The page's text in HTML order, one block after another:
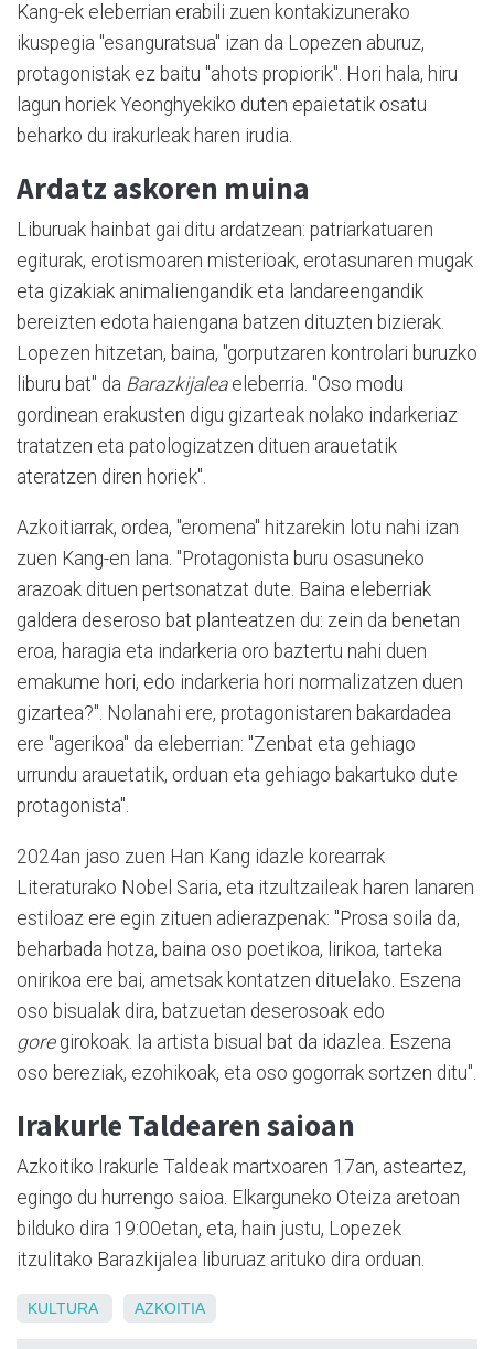
Kang-ek eleberrian erabili zuen kontakizunerako
ikuspegia "esanguratsua" izan da Lopezen aburuz,
protagonistak ez baitu "ahots propiorik". Hori hala, hiru
lagun horiek Yeonghyekiko duten epaietatik osatu
beharko du irakurleak haren irudia.
Ardatz askoren muina
Liburuak hainbat gai ditu ardatzean: patriarkatuaren
egiturak, erotismoaren misterioak, erotasunaren mugak
eta gizakiak animaliengandik eta landareengandik
bereizten edota haiengana batzen dituzten bizierak.
Lopezen hitzetan, baina, "gorputzaren kontrolari buruzko
liburu bat" da Barazkijaleaeleberria. "Oso modu
gordinean erakusten digu gizarteak nolako indarkeriaz
tratatzen eta patologizatzen dituen arauetatik
ateratzen diren horiek".
Azkoitiarrak, ordea, "eromena" hitzarekin lotu nahi izan
zuen Kang-en lana. "Protagonista buru osasuneko
arazoak dituen pertsonatzat dute. Baina eleberriak
galdera deseroso bat planteatzen du: zein da benetan
eroa, haragia eta indarkeria oro baztertu nahi duen
emakume hori, edo indarkeria hori normalizatzen duen
gizartea?". Nolanahi ere, protagonistaren bakardadea
ere "agerikoa" da eleberrian: "Zenbat eta gehiago
urrundu arauetatik, orduan eta gehiago bakartuko dute
protagonista".
2024an jaso zuen Han Kang idazle korearrak
Literaturako Nobel Saria, eta itzultzaileak haren lanaren
estiloaz ere egin zituen adierazpenak: "Prosa soila da,
beharbada hotza, baina oso poetikoa, lirikoa, tarteka
onirikoa ere bai, ametsak kontatzen dituelako. Eszena
oso bisualak dira, batzuetan deserosoak edo
goregirokoak. Ia artista bisual bat da idazlea. Eszena
oso bereziak, ezohikoak, eta oso gogorrak sortzen ditu".
Irakurle Taldearen saioan
Azkoitiko Irakurle Taldeak martxoaren 17an, asteartez,
egingo du hurrengo saioa. Elkarguneko Oteiza aretoan
bilduko dira 19:00etan, eta, hain justu, Lopezek
itzulitako Barazkijalea liburuaz arituko dira orduan.
KULTURA AZKOITIA